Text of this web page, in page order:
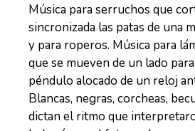
Música para serruchos que
sincronizada las patas de una
y para roperos. Música para
que se mueven de un lado
péndulo alocado de un reloj
Blancas, negras, corcheas,
dictan el ritmo que